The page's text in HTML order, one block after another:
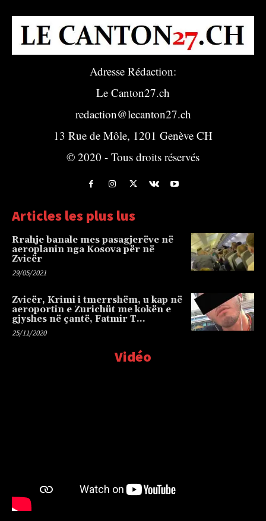
Adresse Rédaction:
Le Canton27.ch
redaction@lecanton27.ch
13 Rue de Môle, 1201 Genève CH
© 2020 - Tous droits réservés
Articles les plus lus
Rrahje banale mes pasagjerëve në
aeroplanin nga Kosova për në
Zvicër
29/05/2021
Zvicër, Krimi i tmerrshëm, u kap në
aeroportin e Zurichüt me kokën e
gjyshes në çantë, Fatmir T…
25/11/2020
Vidéo